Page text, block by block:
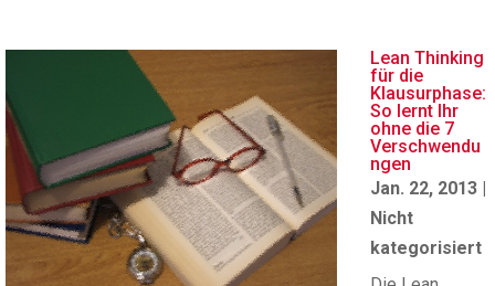
Lean Thinking
für die
Klausurphase:
So lernt Ihr
ohne die 7
Verschwendu
ngen
Jan. 22, 2013 |
Nicht
kategorisiert